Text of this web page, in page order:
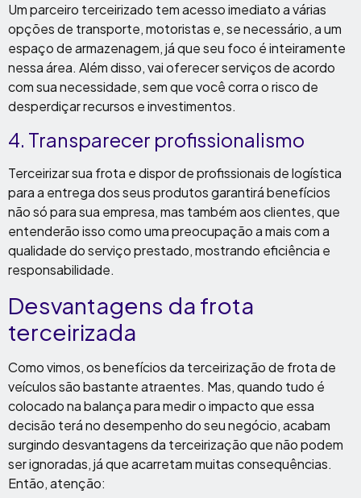
Um parceiro terceirizado tem acesso imediato a várias
opções de transporte, motoristas e, se necessário, a um
espaço de armazenagem, já que seu foco é inteiramente
nessa área. Além disso, vai oferecer serviços de acordo
com sua necessidade, sem que você corra o risco de
desperdiçar recursos e investimentos.
4. Transparecer profissionalismo
Terceirizar sua frota e dispor de profissionais de logística
para a entrega dos seus produtos garantirá benefícios
não só para sua empresa, mas também aos clientes, que
entenderão isso como uma preocupação a mais com a
qualidade do serviço prestado, mostrando eficiência e
responsabilidade.
Desvantagens da frota
terceirizada
Como vimos, os benefícios da terceirização de frota de
veículos são bastante atraentes. Mas, quando tudo é
colocado na balança para medir o impacto que essa
decisão terá no desempenho do seu negócio, acabam
surgindo desvantagens da terceirização que não podem
ser ignoradas, já que acarretam muitas consequências.
Então, atenção: